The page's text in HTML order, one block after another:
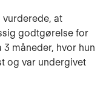
at
godtgørelse for
måneder, hvor hun
og var undergivet